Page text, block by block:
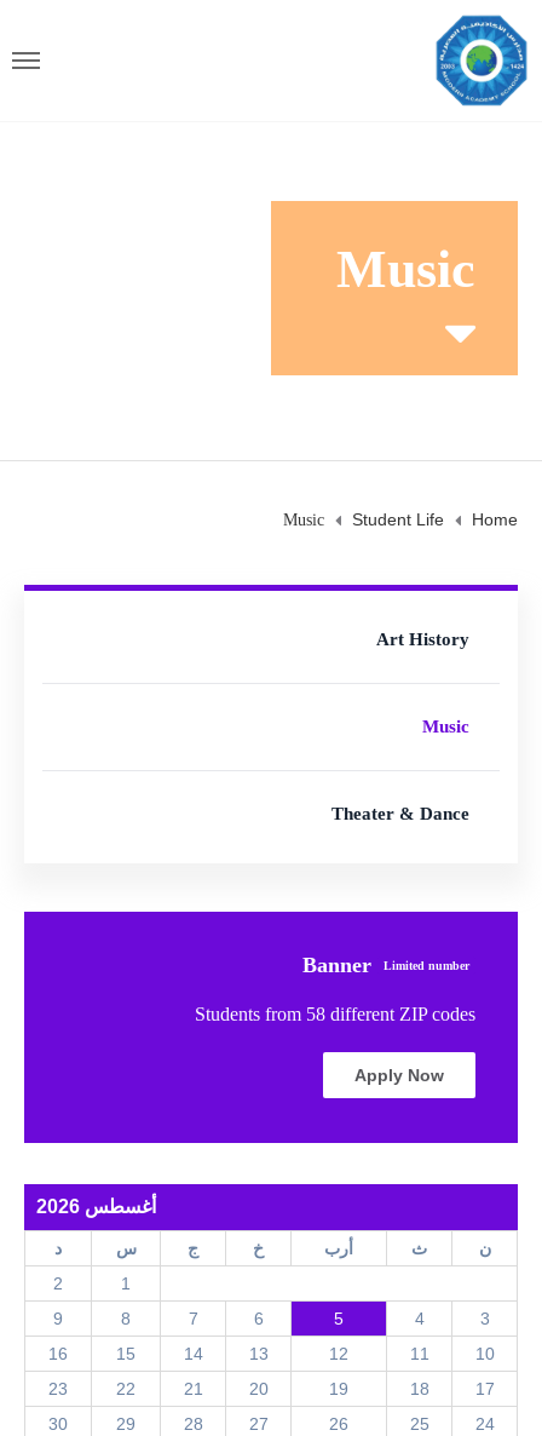
Music
Home
Student Life
Music
Art History
Music
Theater & Dance
Banner Limited number
Students from 58 different ZIP codes
Apply Now
أغسطس 2026
ن ث أرب خ ج س
د
1
2
3
4
5
6
7
8
9
10
11
12
13
14
15
16
17
18
19
20
21
22
23
24
25
26
27
28
29
30